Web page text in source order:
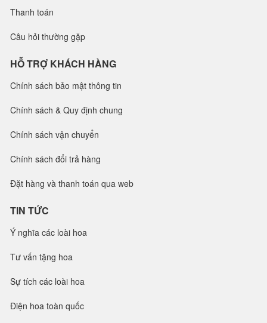
Thanh toán
Câu hỏi thường gặp
HỖ TRỢ KHÁCH HÀNG
Chính sách bảo mật thông tin
Chính sách & Quy định chung
Chính sách vận chuyển
Chính sách đổi trả hàng
Đặt hàng và thanh toán qua web
TIN TỨC
Ý nghĩa các loài hoa
Tư vấn tặng hoa
Sự tích các loài hoa
Điện hoa toàn quốc